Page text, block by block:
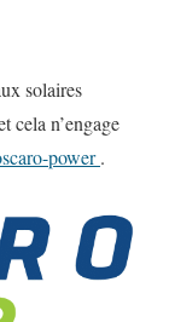
solaires
cela n’engage
power.